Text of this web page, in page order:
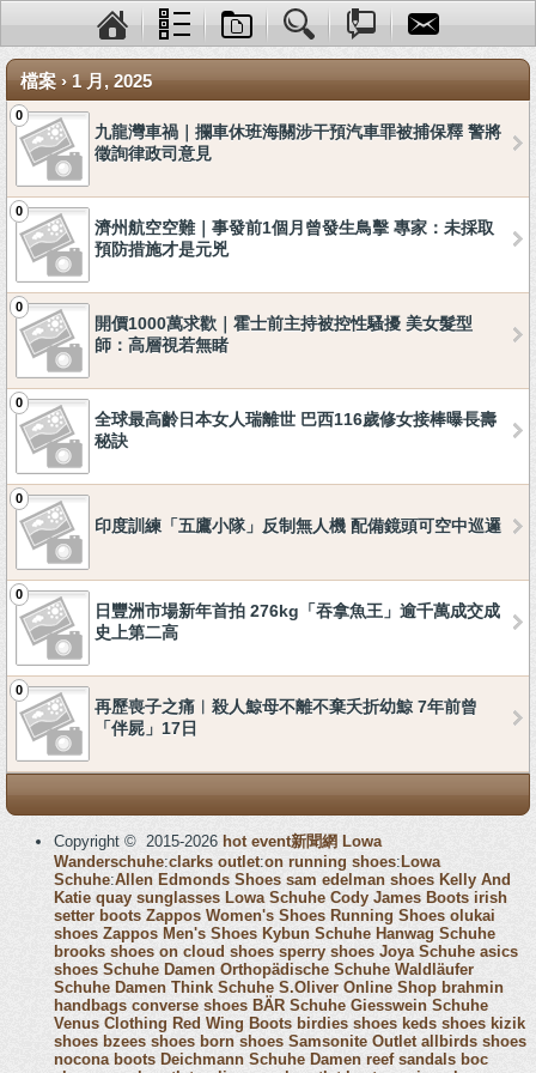
檔案 › 1 月, 2025
0
九龍灣車禍｜攔車休班海關涉干預汽車罪被捕保釋 警將
徵詢律政司意見
0
濟州航空空難｜事發前1個月曾發生鳥擊 專家：未採取
預防措施才是元兇
0
開價1000萬求歡｜霍士前主持被控性騷擾 美女髮型
師：高層視若無睹
0
全球最高齡日本女人瑞離世 巴西116歲修女接棒曝長壽
秘訣
0
印度訓練「五鷹小隊」反制無人機 配備鏡頭可空中巡邏
0
日豐洲市場新年首拍 276kg「吞拿魚王」逾千萬成交成
史上第二高
0
再歷喪子之痛︱殺人鯨母不離不棄夭折幼鯨 7年前曾
「伴屍」17日
Copyright © 2015-2026 hot event新聞網 Lowa
Wanderschuhe:clarks outlet:on running shoes: Lowa
Schuhe:Allen Edmonds Shoes sam edelman shoes Kelly And
Katie quay sunglasses Lowa Schuhe Cody James Boots irish
setter boots Zappos Women's Shoes Running Shoes olukai
shoes Zappos Men's Shoes Kybun Schuhe Hanwag Schuhe
brooks shoes on cloud shoes sperry shoes Joya Schuhe asics
shoes Schuhe Damen Orthopädische Schuhe Waldläufer
Schuhe Damen Think Schuhe S.Oliver Online Shop brahmin
handbags converse shoes BÄR Schuhe Giesswein Schuhe
Venus Clothing Red Wing Boots birdies shoes keds shoes kizik
shoes bzees shoes born shoes Samsonite Outlet allbirds shoes
nocona boots Deichmann Schuhe Damen reef sandals boc